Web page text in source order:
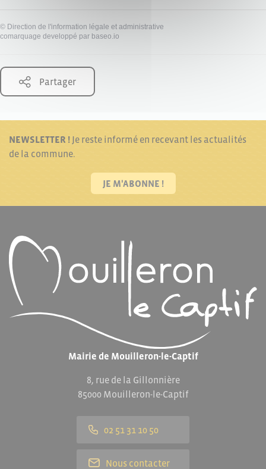
© Direction de l'information légale et administrative
comarquage developpé par baseo.io
Partager
NEWSLETTER ! Je reste informé en recevant les actualités
de la commune.
JE M'ABONNE !
Mairie de Mouilleron-le-Captif
8, rue de la Gillonnière
85000 Mouilleron-le-Captif
02 51 31 10 50
Nous contacter